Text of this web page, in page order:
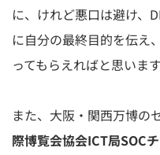
に、けれど悪口は避け、
に自分の最終目的を伝え
ってもらえればと思いま
また、大阪・関西万博の
際博覧会協会ICT局SOC